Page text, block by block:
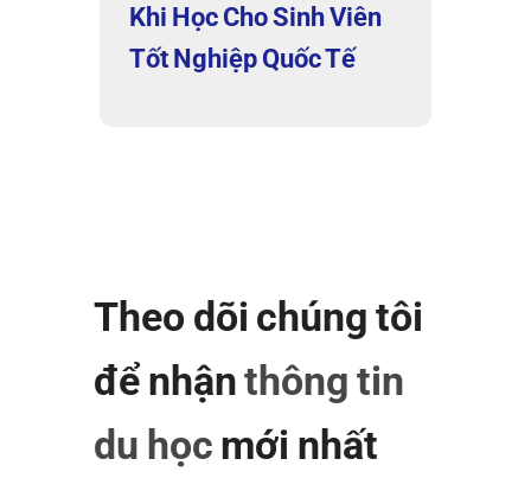
Khi Học Cho Sinh Viên
Tốt Nghiệp Quốc Tế
Theo dõi chúng tôi
để nhậnthông tin
du học mới nhất